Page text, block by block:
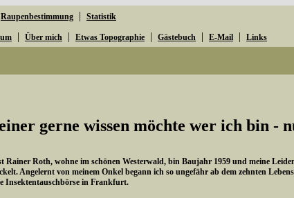
Raupenbestimmung | Statistik
| Über mich | Etwas Topographie | Gästebuch | E-Mail | Links
gerne wissen möchte wer ich bin -
Rainer Roth, wohne im schönen Westerwald, bin Baujahr 1959 und meine
Angelernt von meinem Onkel begann ich so ungefähr ab dem zehnten
Insektentauschbörse in Frankfurt.